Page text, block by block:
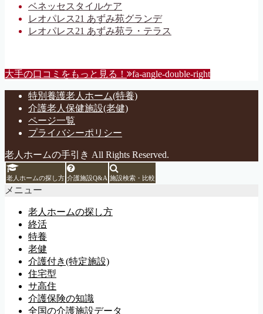
ベネッセスタイルケア
レオパレス21 あずみ苑グランデ
レオパレス21 あずみ苑ラ・テラス
大手の口コミをもっと見る！ fa-angle-double-right
特別養護老人ホーム(特養)
介護老人保健施設(老健)
ページ一覧
プライバシーポリシー
老人ホームの手引き All Rights Reserved.
老人ホームの探し方 介護施設Q&A 施設検索・比較
メニュー
老人ホームの探し方
終活
特養
老健
介護付き(特定施設)
住宅型
サ高住
介護保険の知識
全国の介護施設データ